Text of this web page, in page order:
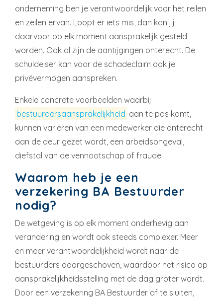
onderneming ben je verantwoordelijk voor het reilen
en zeilen ervan. Loopt er iets mis, dan kan jij
daarvoor op elk moment aansprakelijk gesteld
worden. Ook al zijn de aantijgingen onterecht. De
schuldeiser kan voor de schadeclaim ook je
privévermogen aanspreken.
Enkele concrete voorbeelden waarbij
bestuurdersaansprakelijkheid aan te pas komt,
kunnen variëren van een medewerker die onterecht
aan de deur gezet wordt, een arbeidsongeval,
diefstal van de vennootschap of fraude.
Waarom heb je een
verzekering BA Bestuurder
nodig?
De wetgeving is op elk moment onderhevig aan
verandering en wordt ook steeds complexer. Meer
en meer verantwoordelijkheid wordt naar de
bestuurders doorgeschoven, waardoor het risico op
aansprakelijkheidsstelling met de dag groter wordt.
Door een verzekering BA Bestuurder af te sluiten,